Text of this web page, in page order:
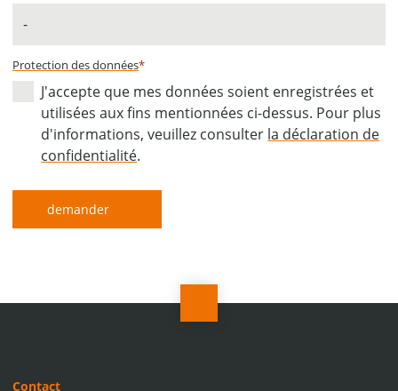
Protection des données*
J'accepte que mes données soient enregistrées et
utilisées aux fins mentionnées ci-dessus. Pour plus
d'informations, veuillez consulter la déclaration de
confidentialité.
demander
Contact